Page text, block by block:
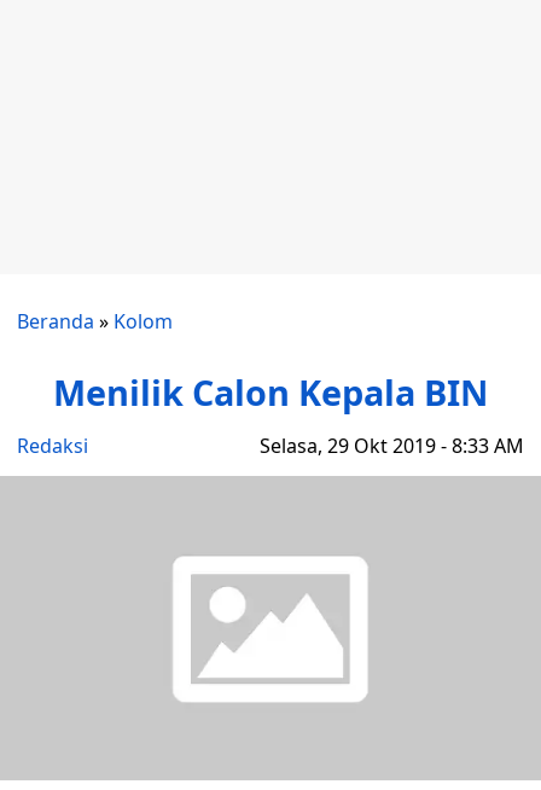
Beranda » Kolom
Menilik Calon Kepala BIN
Redaksi Selasa, 29 Okt 2019 - 8:33 AM